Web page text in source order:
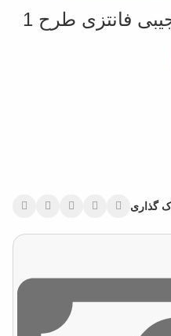
فانتزی طرح 1
گذاری